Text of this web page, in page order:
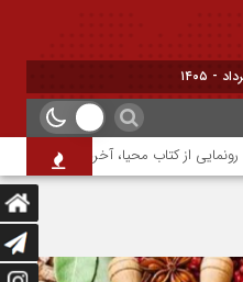
رونمایی از کتاب محیا، آخرین اثر نویسنده